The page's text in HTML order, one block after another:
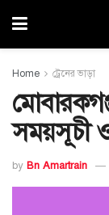
Home ট্রেনের ভাড়া
সময়সূচী
by Bn Amartrain